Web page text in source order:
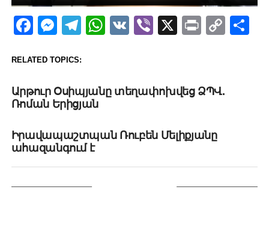
Facebook
Messenger
Telegram
WhatsApp
VK Viber
X PrintCopy
RELATED TOPICS:
Արթուր Օսիպյանը տեղափոխվեց ՁՊՎ.
Ռոման Երիցյան
Իրավապաշտպան Ռուբեն Մելիքյանը
ահազանգում է